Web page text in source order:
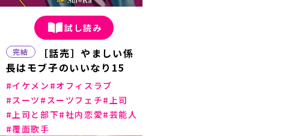
試し読み
完結
［話売］やましい係
長はモブ子のいいなり15
イケメン
オフィスラブ
スーツ
スーツフェチ
上司
上司と部下 社内恋愛 芸能人
覆面歌手